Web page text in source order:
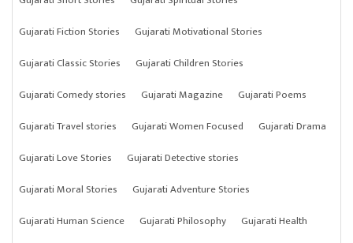
Gujarati Fiction Stories
Gujarati Motivational Stories
Gujarati Classic Stories
Gujarati Children Stories
Gujarati Comedy stories
Gujarati Magazine
Gujarati Poems
Gujarati Travel stories
Gujarati Women Focused
Gujarati Drama
Gujarati Love Stories
Gujarati Detective stories
Gujarati Moral Stories
Gujarati Adventure Stories
Gujarati Human Science
Gujarati Philosophy
Gujarati Health